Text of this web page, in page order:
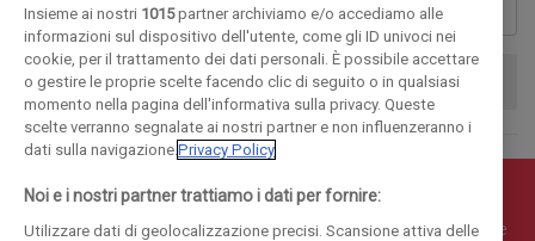
© COPYRIGHT 2018 - La Provincia di Como Editoriale S.p.a.
P.IVA 00190490136 - E' vietata la riproduzione anche parziale
Insieme ai nostri 1015partner archiviamo e/o accediamo alle
informazioni sul dispositivo dell'utente, come gli ID univoci nei
cookie, per il trattamento dei dati personali. È possibile accettare
o gestire le proprie scelte facendo clic di seguito o in qualsiasi
momento nella pagina dell'informativa sulla privacy. Queste
scelte verranno segnalate ai nostri partner e non influenzeranno i
dati sulla navigazione. Privacy Policy
Noi e i nostri partner trattiamo i dati per fornire:
Utilizzare dati di geolocalizzazione precisi. Scansione attiva delle